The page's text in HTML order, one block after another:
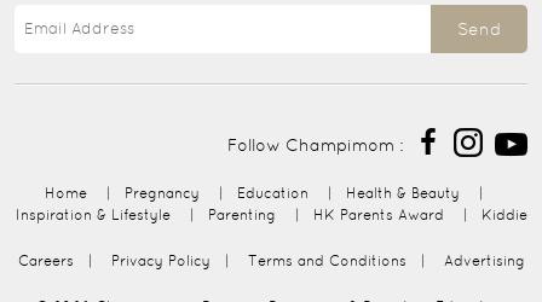
Send
Follow Champimom :
Home | Pregnancy | Education | Health & Beauty
|
Inspiration & Lifestyle
| Parenting | HK Parents Award | Kiddie
Careers | Privacy Policy | Terms and Conditions | Advertising